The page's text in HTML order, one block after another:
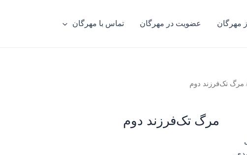
مهرگان عضویت در مهرگان تماس با مهرگان
مرگ تک‌فرزند دوم
مرگ تک‌فرزند دوم